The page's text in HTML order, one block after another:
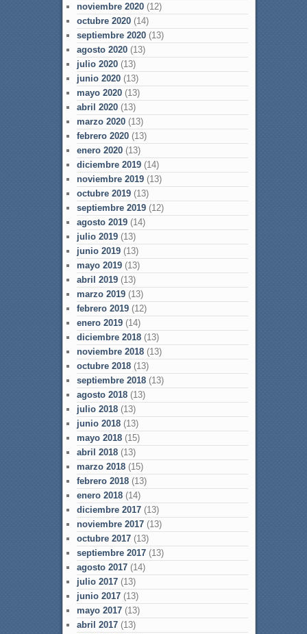
noviembre 2020(12)
octubre 2020(14)
septiembre 2020(13)
agosto 2020(13)
julio 2020(13)
junio 2020(13)
mayo 2020(13)
abril 2020(13)
marzo 2020(13)
febrero 2020(13)
enero 2020(13)
diciembre 2019(14)
noviembre 2019(13)
octubre 2019(13)
septiembre 2019(12)
agosto 2019(14)
julio 2019(13)
junio 2019(13)
mayo 2019(13)
abril 2019(13)
marzo 2019(13)
febrero 2019(12)
enero 2019(14)
diciembre 2018(13)
noviembre 2018(13)
octubre 2018(13)
septiembre 2018(13)
agosto 2018(13)
julio 2018(13)
junio 2018(13)
mayo 2018(15)
abril 2018(13)
marzo 2018(15)
febrero 2018(13)
enero 2018(14)
diciembre 2017(13)
noviembre 2017(13)
octubre 2017(13)
septiembre 2017(13)
agosto 2017(14)
julio 2017(13)
junio 2017(13)
mayo 2017(13)
abril 2017(13)